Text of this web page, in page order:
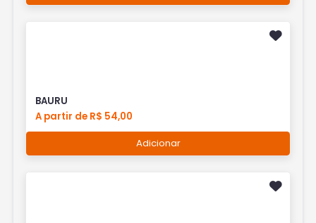
BAURU
A partir de R$ 54,00
Adicionar